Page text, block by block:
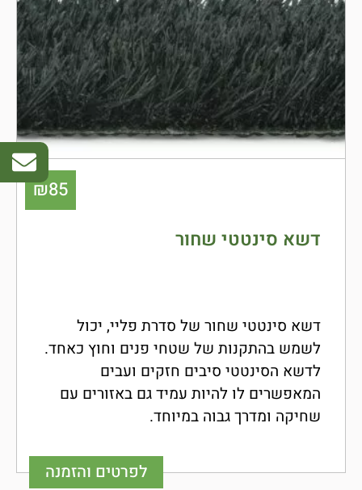
₪85
דשא סינטטי שחור
דשא סינטטי שחור של סדרת פליי, יכול
לשמש בהתקנות של שטחי פנים וחוץ כאחד.
לדשא הסינטטי סיבים חזקים ועבים
המאפשרים לו להיות עמיד גם באזורים עם
שחיקה ומדרך גבוה במיוחד.
לפרטים והזמנה